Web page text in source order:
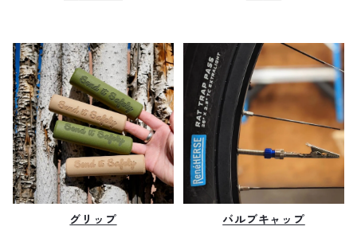
グリップ バルブキャップ